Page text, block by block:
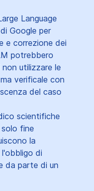
Language
Google per
e correzione dei
potrebbero
utilizzare le
verificale con
del caso
scientifiche
fine
la
di
da parte di un